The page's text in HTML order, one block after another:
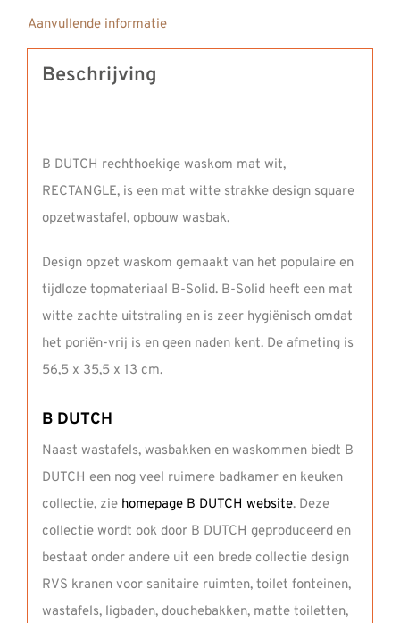
Aanvullende informatie
Beschrijving
B DUTCH rechthoekige waskom mat wit,
RECTANGLE, is een mat witte strakke design square
opzetwastafel, opbouw wasbak.
Design opzet waskom gemaakt van het populaire en
tijdloze topmateriaal B-Solid. B-Solid heeft een mat
witte zachte uitstraling en is zeer hygiënisch omdat
het poriën-vrij is en geen naden kent. De afmeting is
56,5 x 35,5 x 13 cm.
B DUTCH
Naast wastafels, wasbakken en waskommen biedt B
DUTCH een nog veel ruimere badkamer en keuken
collectie, zie homepage B DUTCH website. Deze
collectie wordt ook door B DUTCH geproduceerd en
bestaat onder andere uit een brede collectie design
RVS kranen voor sanitaire ruimten, toilet fonteinen,
wastafels, ligbaden, douchebakken, matte toiletten,